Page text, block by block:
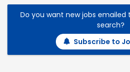
Do you want new jobs emailed
search?
Subscribe to